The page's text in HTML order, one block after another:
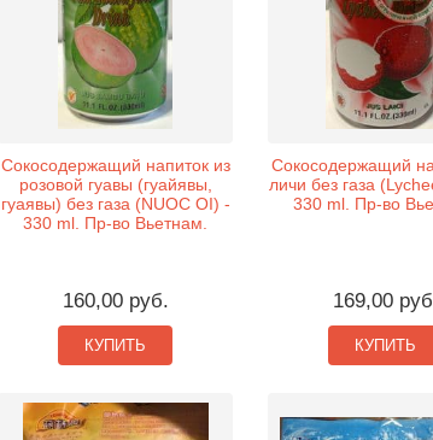
Сокосодержащий напиток из
розовой гуавы (гуайявы,
гуаявы) без газа (NUOC OI) -
330 ml. Пр-во Вьетнам.
160,00 руб.
КУПИТЬ
Сокосодержащий
личи без газа
330 ml. Пр-во
169,00
КУПИТЬ